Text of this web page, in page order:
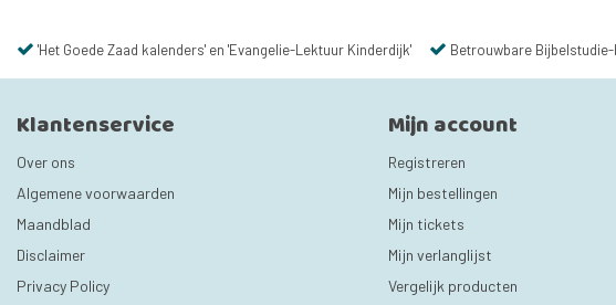
'Het Goede Zaad kalenders' en 'Evangelie-Lektuur Kinderdijk' Betrouwbare
Klantenservice
Over ons
Algemene voorwaarden
Maandblad
Disclaimer
Privacy Policy
Mijn account
Registreren
Mijn bestellingen
Mijn tickets
Mijn verlanglijst
Vergelijk producten